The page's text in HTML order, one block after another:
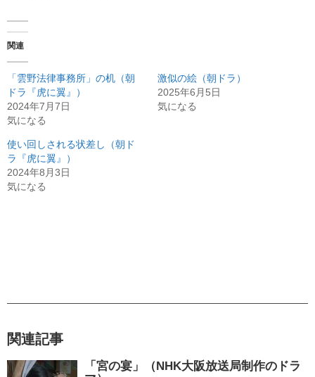
関連
「雲野法律事務所」の机（朝
ドラ『虎に翼』）
2024年7月7日
気になる
激似の絵（朝ドラ）
2025年6月5日
気になる
使い回しされる状差し（朝ド
ラ『虎に翼』）
2024年8月3日
気になる
関連記事
「宮の宴」（NHK大阪放送局制作のドラ